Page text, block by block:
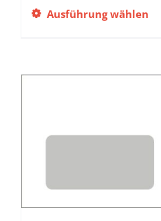
Ausführung wählen